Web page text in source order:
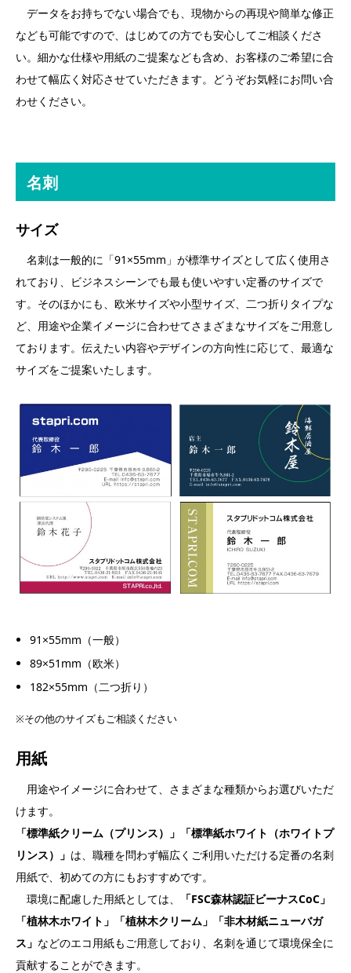
データをお持ちでない場合でも、現物からの再現や簡単な修正
なども可能ですので、はじめての方でも安心してご相談くださ
い。細かな仕様や用紙のご提案なども含め、お客様のご希望に合
わせて幅広く対応させていただきます。どうぞお気軽にお問い合
わせください。
名刺
サイズ
名刺は一般的に「91×55mm」が標準サイズとして広く使用さ
れており、ビジネスシーンでも最も使いやすい定番のサイズで
す。そのほかにも、欧米サイズや小型サイズ、二つ折りタイプな
ど、用途や企業イメージに合わせてさまざまなサイズをご用意し
ております。伝えたい内容やデザインの方向性に応じて、最適な
サイズをご提案いたします。
91×55mm（一般）
89×51mm（欧米）
182×55mm（二つ折り）
※その他のサイズもご相談ください
用紙
用途やイメージに合わせて、さまざまな種類からお選びいただ
けます。
「標準紙クリーム（プリンス）」「標準紙ホワイト（ホワイトプ
リンス）」 は、職種を問わず幅広くご利用いただける定番の名刺
用紙で、初めての方にもおすすめです。
環境に配慮した用紙としては、
「FSC森林認証ビーナスCoC」
「植林木ホワイト」「植林木クリーム」「非木材紙ニューバガ
ス」 などのエコ用紙もご用意しており、名刺を通じて環境保全に
貢献することができます。